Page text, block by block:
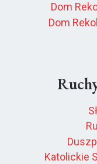
Dom
Dom
Katolickie